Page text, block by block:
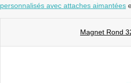
personnalisés avec attaches aimantées
Magnet Rond